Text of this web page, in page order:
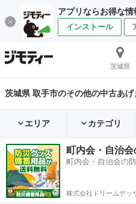
アプリならお得な情
インストール
茨城県
茨城県 取手市のその他の中古あ
エリア カテゴリ
町内会・自治
町内会・自治会の
株式会社ドリームデッ